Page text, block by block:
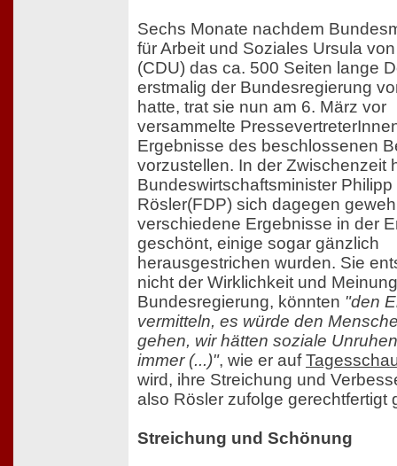
Sechs Monate nachdem
für Arbeit und Soziales Ursula
(CDU) das ca. 500 Seiten lange
erstmalig der Bundesregierung
hatte, trat sie nun am 6. März vor
versammelte
Ergebnisse des beschlossenen
vorzustellen. In der Zwischenzeit
Bundeswirtschaftsminister Philipp
Rösler(FDP) sich dagegen
verschiedene Ergebnisse in der
geschönt, einige sogar gänzlich
herausgestrichen wurden. Sie
nicht der Wirklichkeit und
Bundesregierung, könnten "den
vermitteln, es würde den
gehen, wir hätten soziale
immer (...)", wie er auf
wird, ihre Streichung und
also Rösler zufolge gerechtfertigt
Streichung und Schönung